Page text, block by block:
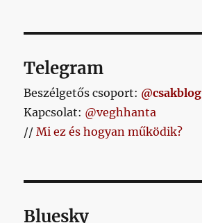
Telegram
Beszélgetős csoport: @csakblog
Kapcsolat: @veghhanta
//Mi ez és hogyan működik?
Bluesky